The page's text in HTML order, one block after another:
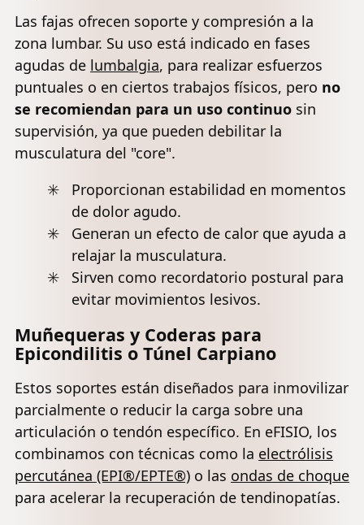
Las fajas ofrecen soporte y compresión a la
zona lumbar. Su uso está indicado en fases
agudas de lumbalgia, para realizar esfuerzos
puntuales o en ciertos trabajos físicos, pero no
se recomiendan para un uso continuo sin
supervisión, ya que pueden debilitar la
musculatura del "core".
Proporcionan estabilidad en momentos
de dolor agudo.
Generan un efecto de calor que ayuda a
relajar la musculatura.
Sirven como recordatorio postural para
evitar movimientos lesivos.
Muñequeras y Coderas para
Epicondilitis o Túnel Carpiano
Estos soportes están diseñados para inmovilizar
parcialmente o reducir la carga sobre una
articulación o tendón específico. En eFISIO, los
combinamos con técnicas como la electrólisis
percutánea (EPI®/EPTE®) o las ondas de choque
para acelerar la recuperación de tendinopatías.